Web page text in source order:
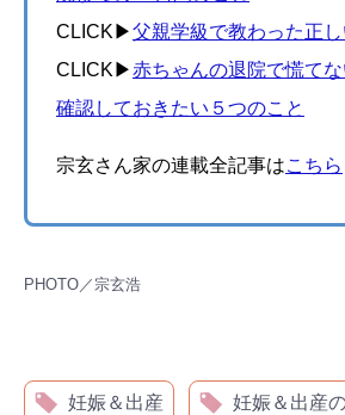
CLICK▶︎父親学級で教わった正
CLICK▶︎赤ちゃんの退院で慌て
確認しておきたい５つのこと
宗玄さん家の連載全記事はこちら
PHOTO／宗玄浩
妊娠＆出産 妊娠＆出産